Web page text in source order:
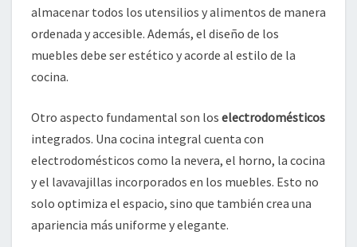
almacenar todos los utensilios y alimentos de manera
ordenada y accesible. Además, el diseño de los
muebles debe ser estético y acorde al estilo de la
cocina.
Otro aspecto fundamental son los electrodomésticos
integrados. Una cocina integral cuenta con
electrodomésticos como la nevera, el horno, la cocina
y el lavavajillas incorporados en los muebles. Esto no
solo optimiza el espacio, sino que también crea una
apariencia más uniforme y elegante.